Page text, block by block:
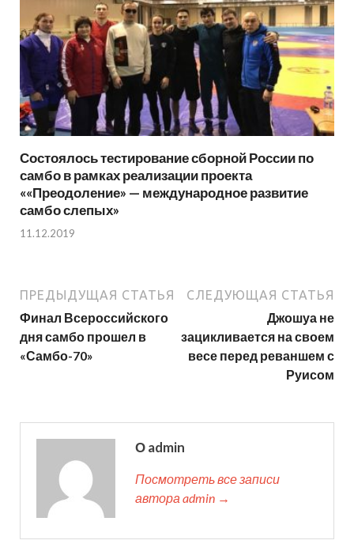
Состоялось тестирование сборной России по
самбо в рамках реализации проекта
««Преодоление» — международное развитие
самбо слепых»
11.12.2019
ПРЕДЫДУЩАЯ СТАТЬЯ
Финал Всероссийского
дня самбо прошел в
«Самбо-70»
СЛЕДУЮЩАЯ СТАТЬЯ
Джошуа не
зацикливается на своем
весе перед реваншем с
Руисом
О admin
Посмотреть все записи
автора admin →